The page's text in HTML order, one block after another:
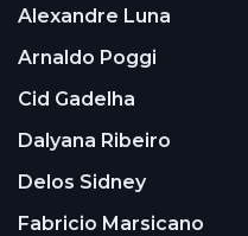
Alexandre Luna
Arnaldo Poggi
Cid Gadelha
Dalyana Ribeiro
Delos Sidney
Fabricio Marsicano